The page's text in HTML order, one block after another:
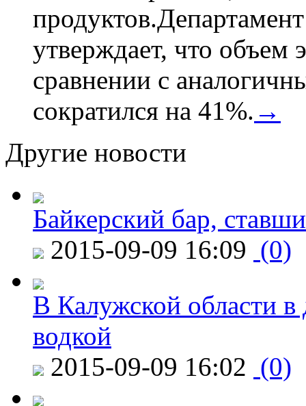
утверждает, что объем
сравнении с
сократился на 41%. →
Другие новости
Байкерский бар,
2015-09-09 16:09 (0)
В Калужской области в
водкой
2015-09-09 16:02 (0)